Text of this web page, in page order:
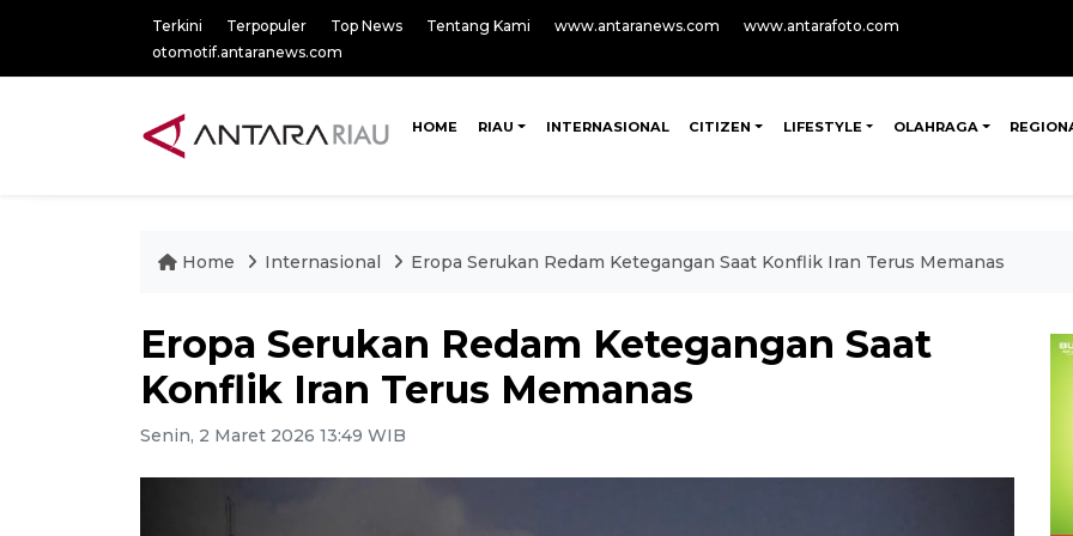
Terkini Terpopuler Top News Tentang Kami www.antaranews.com
www.antarafoto.com
otomotif.antaranews.com
HOME RIAU INTERNASIONAL CITIZEN LIFESTYLE OLAHRAGA
Home Internasional Eropa Serukan Redam Ketegangan Saat Konflik Iran Terus Memanas
Eropa Serukan Redam Ketegangan Saat
Konflik Iran Terus Memanas
Senin, 2 Maret 2026 13:49 WIB